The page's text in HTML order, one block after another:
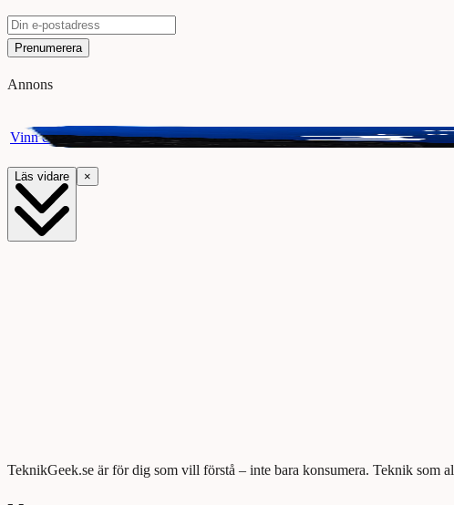
Prenumerera
Annons
Vinn ett presentkort på Webhallen. Delta i vår giveaway för chansen att
Läs vidare ×
TeknikGeek.se är för dig som vill förstå – inte bara konsumera. Teknik som